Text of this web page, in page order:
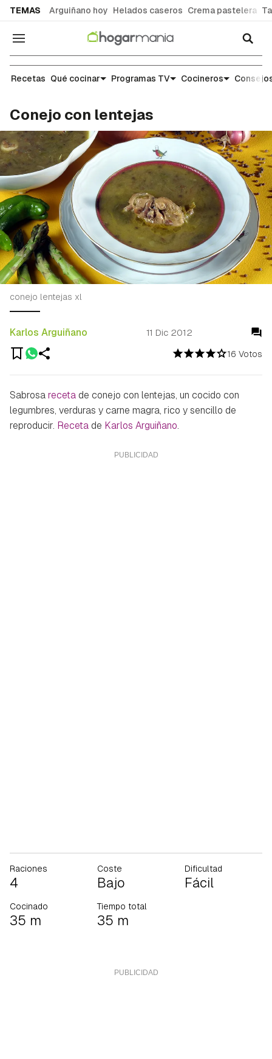
TEMAS Arguiñano hoy Helados caseros Crema pastelera
Navegación
Recetas
Recetas Qué cocinar Programas TV Cocineros
Conejo con lentejas
16 Votos
Karlos Arguiñano 11 Dic 2012
conejo lentejas xl
Sabrosarecetade conejo con lentejas, un cocido con
legumbres, verduras y carne magra, rico y sencillo de
reproducir. Recetade Karlos Arguiñano.
Raciones
4
Coste
Bajo
Dificultad
Fácil
Cocinado
35 m
Tiempo total
35 m